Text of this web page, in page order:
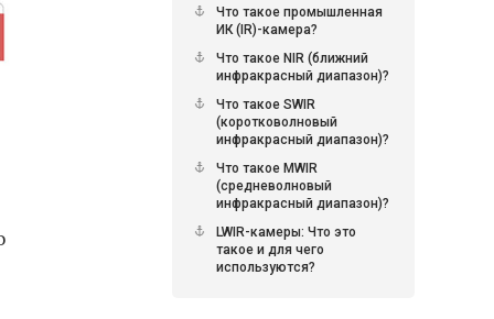
Что такое промышленная
ИК (IR)-камера?
Что такое NIR (ближний
инфракрасный диапазон)?
Что такое SWIR
(коротковолновый
инфракрасный диапазон)?
Что такое MWIR
(средневолновый
инфракрасный диапазон)?
LWIR-камеры: Что это
такое и для чего
используются?